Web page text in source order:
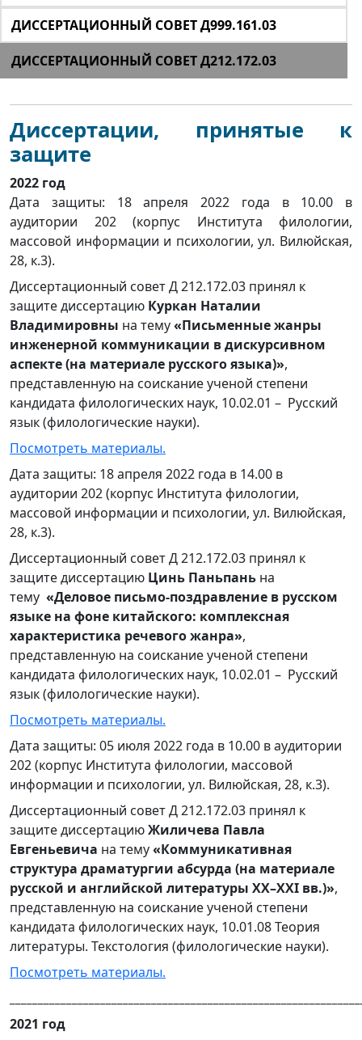
ДИССЕРТАЦИОННЫЙ СОВЕТ Д999.161.03
ДИССЕРТАЦИОННЫЙ СОВЕТ Д212.172.03
Диссертации, принятые к
защите
2022 год
Дата защиты: 18 апреля 2022 года в 10.00 в
аудитории 202 (корпус Института филологии,
массовой информации и психологии, ул. Вилюйская,
28, к.3).
Диссертационный совет Д 212.172.03 принял к
защите диссертацию Куркан Наталии
Владимировны на тему«Письменные жанры
инженерной коммуникации в дискурсивном
аспекте (на материале русского языка)»,
представленную на соискание ученой степени
кандидата филологических наук, 10.02.01 – Русский
язык (филологические науки).
Посмотреть материалы.
Дата защиты: 18 апреля 2022 года в 14.00 в
аудитории 202 (корпус Института филологии,
массовой информации и психологии, ул. Вилюйская,
28, к.3).
Диссертационный совет Д 212.172.03 принял к
защите диссертацию Цинь Паньпань на
тему «Деловое письмо-поздравление в русском
языке на фоне китайского: комплексная
характеристика речевого жанра»,
представленную на соискание ученой степени
кандидата филологических наук, 10.02.01 – Русский
язык (филологические науки).
Посмотреть материалы.
Дата защиты: 05 июля 2022 года в 10.00 в аудитории
202 (корпус Института филологии, массовой
информации и психологии, ул. Вилюйская, 28, к.3).
Диссертационный совет Д 212.172.03 принял к
защите диссертациюЖиличева Павла
Евгеньевича на тему«Коммуникативная
структура драматургии абсурда (на материале
русской и английской литературы XX–XXI вв.)»,
представленную на соискание ученой степени
кандидата филологических наук, 10.01.08 Теория
литературы. Текстология (филологические науки).
Посмотреть материалы.
2021 год